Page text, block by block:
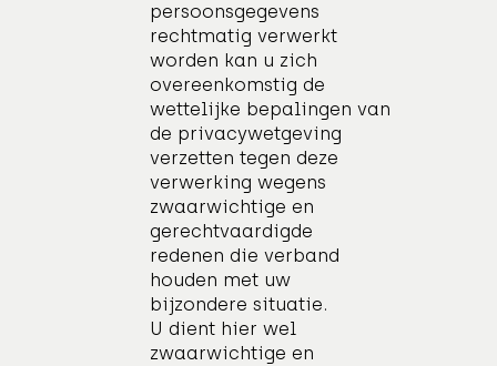
persoonsgegevens
rechtmatig verwerkt
worden kan u zich
overeenkomstig de
wettelijke bepalingen van
de privacywetgeving
verzetten tegen deze
verwerking wegens
zwaarwichtige en
gerechtvaardigde
redenen die verband
houden met uw
bijzondere situatie.
U dient hier wel
zwaarwichtige en